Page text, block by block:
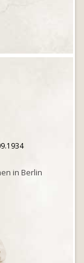
in Berlin